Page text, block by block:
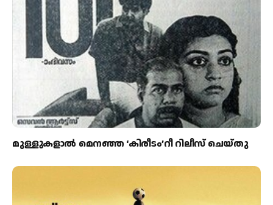
മുള്ളുകളാല്‍ മെനഞ്ഞ ‘കിരീടം’റീ റിലീസ് ചെയ്തു